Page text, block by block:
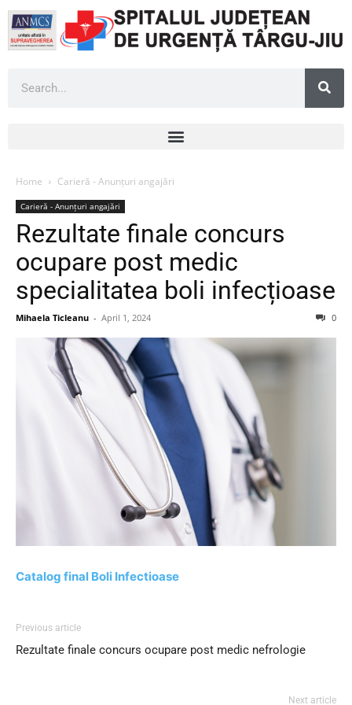
Home Carieră - Anunțuri angajări
Carieră - Anunțuri angajări
Rezultate finale concurs
ocupare post medic
specialitatea boli infecțioase
Mihaela Ticleanu - April 1, 2024 0
Catalog final Boli Infectioase
Previous article
Rezultate finale concurs ocupare post medic nefrologie
Next article